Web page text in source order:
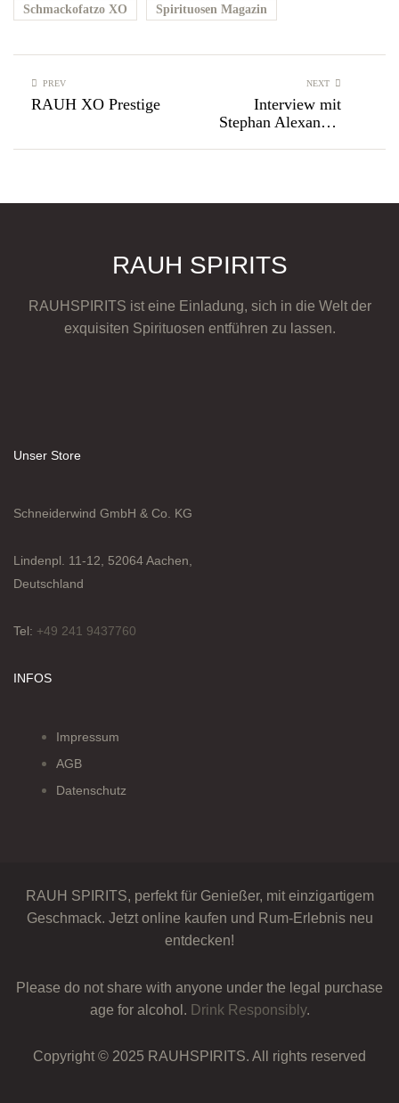
Schmackofatzo XO
Spirituosen Magazin
PREV
RAUH XO Prestige
NEXT
Interview mit
Stephan Alexander
RAUH SPIRITS
RAUHSPIRITS ist eine Einladung, sich in die Welt der
exquisiten Spirituosen entführen zu lassen.
Unser Store
Schneiderwind GmbH & Co. KG
Lindenpl. 11-12, 52064 Aachen,
Deutschland
Tel: +49 241 9437760
INFOS
Impressum
AGB
Datenschutz
RAUH SPIRITS, perfekt für Genießer, mit einzigartigem
Geschmack. Jetzt online kaufen und Rum-Erlebnis neu
entdecken!
Please do not share with anyone under the legal purchase
age for alcohol. Drink Responsibly.
Copyright © 2025 RAUHSPIRITS. All rights reserved